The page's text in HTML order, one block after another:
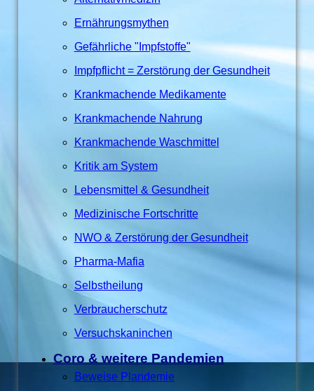
Ernährungsmythen
Gefährliche "Impfstoffe"
Impfpflicht = Zerstörung der Gesundheit
Krankmachende Medikamente
Krankmachende Nahrung
Krankmachende Waschmittel
Kritik am System
Lebensmittel & Gesundheit
Medizinische Fortschritte
NWO & Zerstörung der Gesundheit
Pharma-Mafia
Selbstheilung
Verbraucherschutz
Versuchskaninchen
Coro & weitere Pandemien
Beweise Plandemie